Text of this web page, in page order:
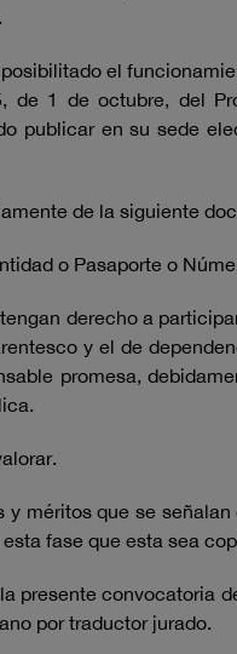
el
1 de octubre, del
publicar en su sede
de la siguiente
o Pasaporte o
derecho a
y el de
promesa,
méritos que se
fase que esta sea
presente convocatoria
por traductor jurado.